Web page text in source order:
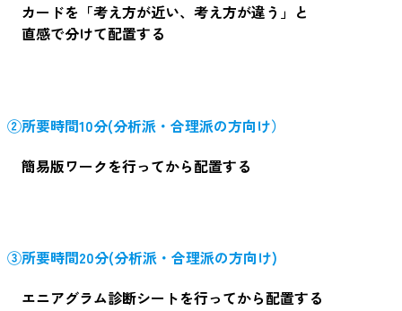
カードを「考え方が近い、考え方が違う」と
直感で分けて配置する
②所要時間10分(分析派・合理派の方向け）
簡易版ワークを行ってから配置する
③所要時間20分(分析派・合理派の方向け)
エニアグラム診断シートを行ってから配置する